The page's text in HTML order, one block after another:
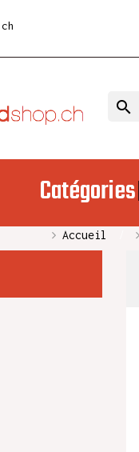
search
Catégories
Accueil